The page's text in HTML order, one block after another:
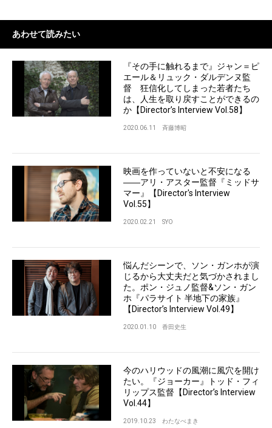
あわせて読みたい
『その手に触れるまで』ジャン＝ピ
エール＆リュック・ダルデンヌ監
督 狂信化してしまった若者たち
は、人生を取り戻すことができるの
か【Director’s Interview Vol.58】
2020.06.11 斉藤博昭
映画を作っていないと不安になる
――アリ・アスター監督『ミッドサ
マー』【Director's Interview
Vol.55】
2020.02.21 SYO
悩んだシーンで、ソン・ガンホが演
じるから大丈夫だと気づかされまし
た。ポン・ジュノ監督&ソン・ガン
ホ『パラサイト 半地下の家族』
【Director’s Interview Vol.49】
2020.01.10 香田史生
今のハリウッドの風潮に風穴を開け
たい。『ジョーカー』トッド・フィ
リップス監督【Director’s Interview
Vol.44】
2019.10.23 わたなべまき